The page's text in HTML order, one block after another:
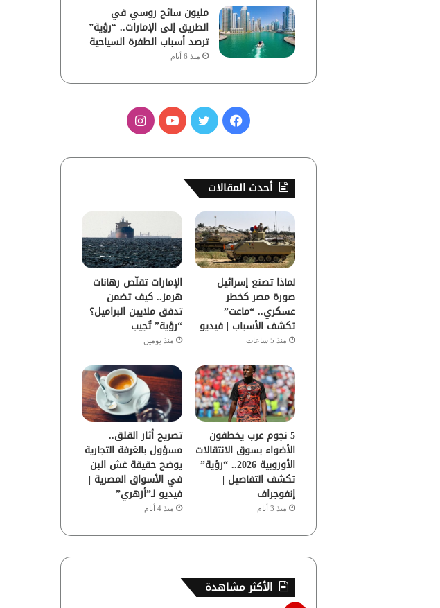
مليون سائح روسي في
الطريق إلى الإمارات.. “رؤية”
ترصد أسباب الطفرة السياحية
منذ 6 أيام
ف
س
و
ك
ي
ر
ب
ا
ق
ر
ا
م
أحدث المقالات
لماذا تصنع إسرائيل
صورة مصر كخطر
عسكري.. “ماعت”
تكشف الأسباب | فيديو
منذ 5 ساعات
الإمارات تقلّص رهانات
هرمز.. كيف تضمن
تدفق ملايين البراميل؟
“رؤية” تُجيب
منذ يومين
5 نجوم عرب يخطفون
الأضواء بسوق الانتقالات
الأوروبية 2026.. “رؤية”
تكشف التفاصيل |
إنفوجراف
منذ 3 أيام
تصريح أثار القلق..
مسؤول بالغرفة التجارية
يوضح حقيقة غش البن
في الأسواق المصرية |
فيديو لـ”أزهري”
منذ 4 أيام
الأكثر مشاهدة